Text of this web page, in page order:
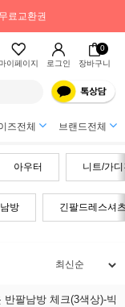
료교환권
마이페이지 로그인
0
장바구니
즈전체 브랜드전체
아우터 니트/가
방 긴팔드레스셔
반팔남방 체크(3색상)-빅